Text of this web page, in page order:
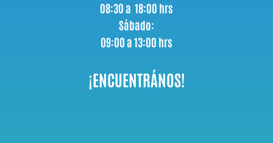
08:30 a 18:00 hrs
Sábado:
09:00 a 13:00 hrs
¡ENCUENTRÁNOS!